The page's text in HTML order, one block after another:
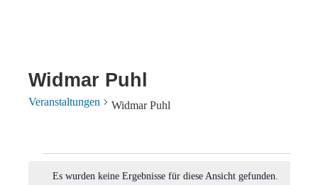
Widmar Puhl
Veranstaltungen Widmar Puhl
Es wurden keine Ergebnisse für diese Ansicht gefunden.